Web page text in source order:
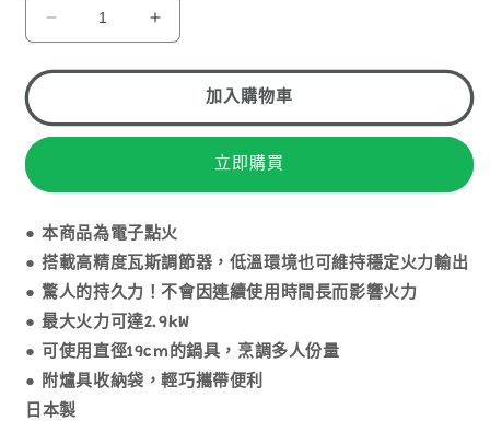
SOTO
REGULATOR
STOVE
310MT
量
版
蜘
蛛
爐
數
量
SOTO
REGULATOR
STOVE
310MT
量
版
蜘
蛛
爐
數
加入購物車
立即購買
● 本商品為電子點火
● 搭載高精度瓦斯調節器，低溫環境也可維持穩定火力輸出
● 驚人的持久力！不會因連續使用時間長而影響火力
● 最大火力可達2.9kW
● 可使用直徑19cm的鍋具，烹調多人份量
● 附爐具收納袋，輕巧攜帶便利
日本製